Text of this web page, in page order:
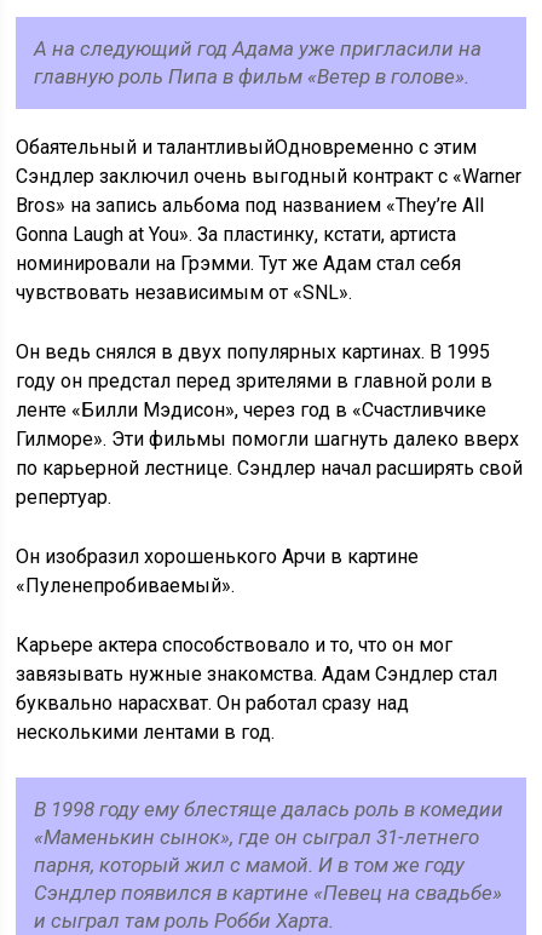
А на следующий год Адама уже пригласили на
главную роль Пипа в фильм «Ветер в голове».
Обаятельный и талантливыйОдновременно с этим
Сэндлер заключил очень выгодный контракт с «Warner
Bros» на запись альбома под названием «They’re All
Gonna Laugh at You». За пластинку, кстати, артиста
номинировали на Грэмми. Тут же Адам стал себя
чувствовать независимым от «SNL».
Он ведь снялся в двух популярных картинах. В 1995
году он предстал перед зрителями в главной роли в
ленте «Билли Мэдисон», через год в «Счастливчике
Гилморе». Эти фильмы помогли шагнуть далеко вверх
по карьерной лестнице. Сэндлер начал расширять свой
репертуар.
Он изобразил хорошенького Арчи в картине
«Пуленепробиваемый».
Карьере актера способствовало и то, что он мог
завязывать нужные знакомства. Адам Сэндлер стал
буквально нарасхват. Он работал сразу над
несколькими лентами в год.
В 1998 году ему блестяще далась роль в комедии
«Маменькин сынок», где он сыграл 31-летнего
парня, который жил с мамой. И в том же году
Сэндлер появился в картине «Певец на свадьбе»
и сыграл там роль Робби Харта.